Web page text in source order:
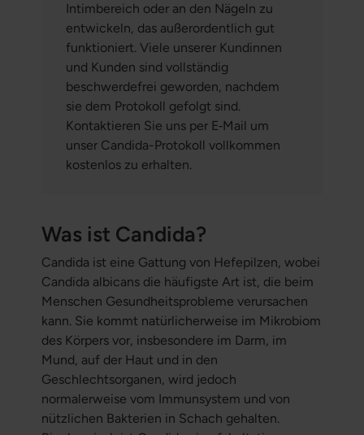
Intimbereich oder an den Nägeln zu
entwickeln, das außerordentlich gut
funktioniert. Viele unserer Kundinnen
und Kunden sind vollständig
beschwerdefrei geworden, nachdem
sie dem Protokoll gefolgt sind.
Kontaktieren Sie uns per E‑Mail um
unser Candida-Protokoll vollkommen
kostenlos zu erhalten.
Was ist Candida?
Candida ist eine Gattung von Hefepilzen, wobei
Candida albicans die häufigste Art ist, die beim
Menschen Gesundheitsprobleme verursachen
kann. Sie kommt natürlicherweise im Mikrobiom
des Körpers vor, insbesondere im Darm, im
Mund, auf der Haut und in den
Geschlechtsorganen, wird jedoch
normalerweise vom Immunsystem und von
nützlichen Bakterien in Schach gehalten.